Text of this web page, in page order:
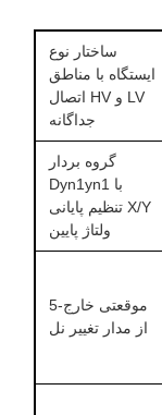
ساختار نوع
ایستگاه با مناطق
اتصال HV و LV
جداگانه
گروه بردار
Dyn1yn1 با
تنظیم پایانی X/Y
ولتاژ پایین
5-موقعتی خارج
از مدار تغییر نل